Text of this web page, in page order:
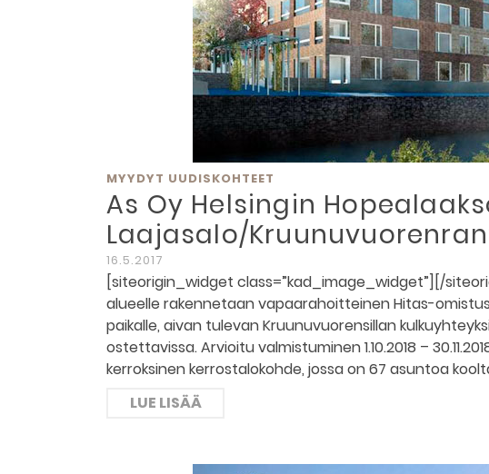
MYYDYT UUDISKOHTEET
As Oy Helsingin
Laajasalo/
16.5.2017
[siteorigin_widget class=”kad_image_widget”][/
alueelle rakennetaan vapaarahoitteinen Hitas-
paikalle, aivan tulevan Kruunuvuorensillan
ostettavissa. Arvioitu valmistuminen 1.10.2018 –
kerroksinen kerrostalokohde, jossa on 67 asuntoa
LUE LISÄÄ